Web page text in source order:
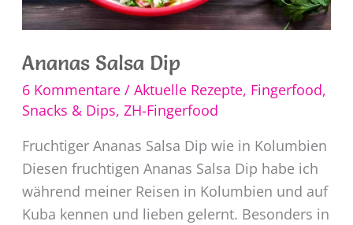
Ananas Salsa Dip
6 Kommentare / Aktuelle Rezepte, Fingerfood,
Snacks & Dips, ZH-Fingerfood
Fruchtiger Ananas Salsa Dip wie in Kolumbien
Diesen fruchtigen Ananas Salsa Dip habe ich
während meiner Reisen in Kolumbien und auf
Kuba kennen und lieben gelernt. Besonders in